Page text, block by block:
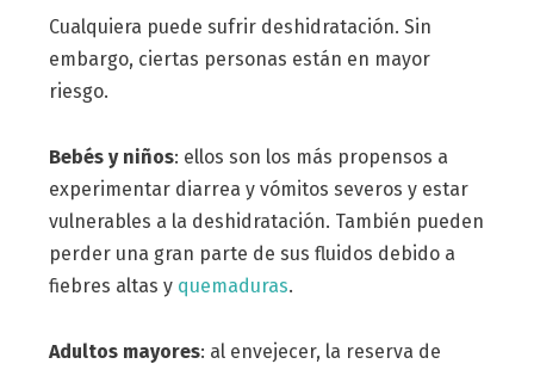
Cualquiera puede sufrir deshidratación. Sin
embargo, ciertas personas están en mayor
riesgo.
Bebés y niños: ellos son los más propensos a
experimentar diarrea y vómitos severos y estar
vulnerables a la deshidratación. También pueden
perder una gran parte de sus fluidos debido a
fiebres altas y quemaduras.
Adultos mayores: al envejecer, la reserva de